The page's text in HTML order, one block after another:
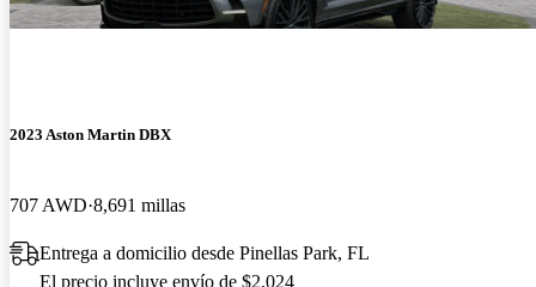
2023 Aston Martin DBX
707 AWD 8,691 millas
Entrega a domicilio desde Pinellas Park, FL
El precio incluye envío de $2,024